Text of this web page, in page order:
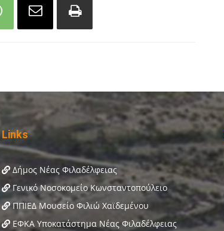
Links
Δήμος Νέας Φιλαδέλφειας
Γενικό Νοσοκομείο Κωνσταντοπούλειο
ΠΠΙΕΔ Μουσείο Φιλιώ Χαϊδεμένου
ΕΦΚΑ Υποκατάστημα Νέας Φιλαδέλφειας